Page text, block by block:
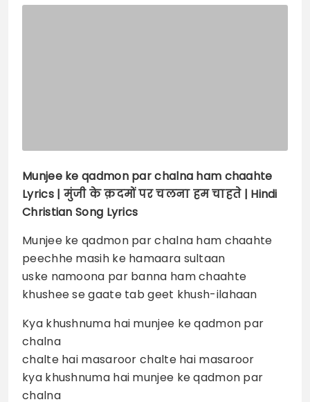
Munjee ke qadmon par chalna ham chaahte
Lyrics | मुंजी के क़दमों पर चलना हम चाहते | Hindi
Christian Song Lyrics
Munjee ke qadmon par chalna ham chaahte
peechhe masih ke hamaara sultaan
uske namoona par banna ham chaahte
khushee se gaate tab geet khush-ilahaan
Kya khushnuma hai munjee ke qadmon par
chalna
chalte hai masaroor chalte hai masaroor
kya khushnuma hai munjee ke qadmon par
chalna